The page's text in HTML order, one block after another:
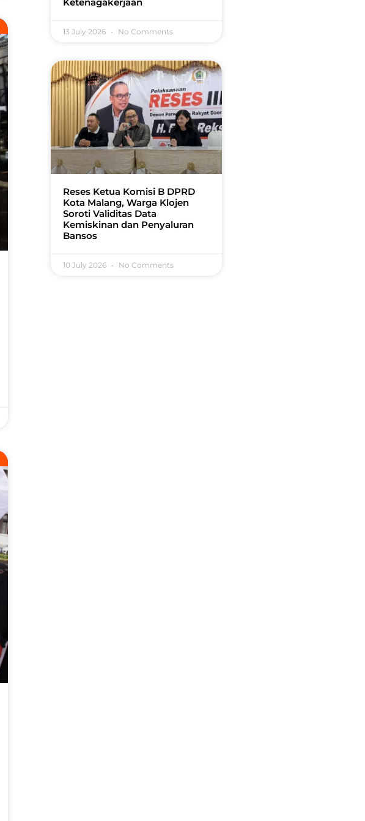
13 July 2026 No Comments
Reses Ketua Komisi B DPRD
Kota Malang, Warga Klojen
Soroti Validitas Data
Kemiskinan dan Penyaluran
Bansos
10 July 2026 No Comments